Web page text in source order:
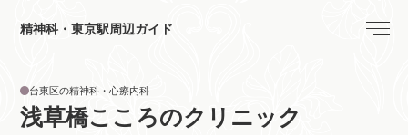
精神科・東京駅周辺ガイド
浅草橋こころのクリニック
台東区の精神科・心療内科